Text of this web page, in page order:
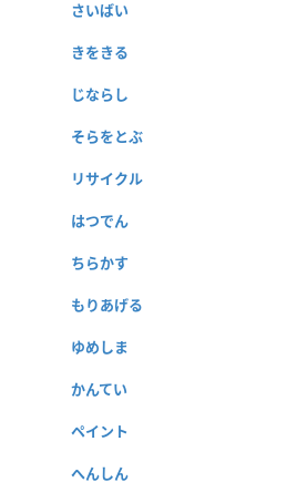
さいばい
きをきる
じならし
そらをとぶ
リサイクル
はつでん
ちらかす
もりあげる
ゆめしま
かんてい
ペイント
へんしん